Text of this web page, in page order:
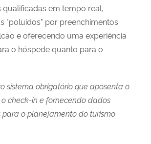
qualificadas em tempo real,
"poluídos" por preenchimentos
e oferecendo uma experiência
o hóspede quanto para o
sistema obrigatório que aposenta o
check-in e fornecendo dados
para o planejamento do turismo